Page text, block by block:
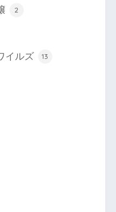
2
イルズ 13